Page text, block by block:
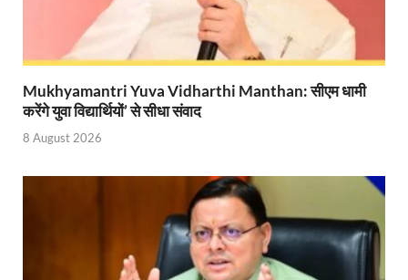
NCBC Chairman: साध्वी निरंजन ज्योति बनी राष्ट्रीय
मिलावटखोरों पर और कसेगा सरकार का शिकंजा
Pateshvari Mata Darshan: मुख्यमंत्री ने किए मां
She Leads Bharat: अंतर्राष्ट्रीय महिला दिवस 2026 के
Holi Mahotsava: CM धामी ने कलश संगीत द्वारा
Chhattisgarh Budget 2026-27: बस्तर के विकास का
First Cabinet Meeting In Seva Tirth: भारत की
Mukhyamantri Yuva Vidharthi Manthan: सीएम धामी
करेंगे युवा विद्यार्थियों’ से सीधा संवाद
8 August 2026